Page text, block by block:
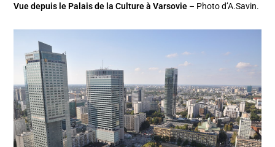
Vue depuis le Palais de la Culture à Varsovie – Photo d’A.Savin.